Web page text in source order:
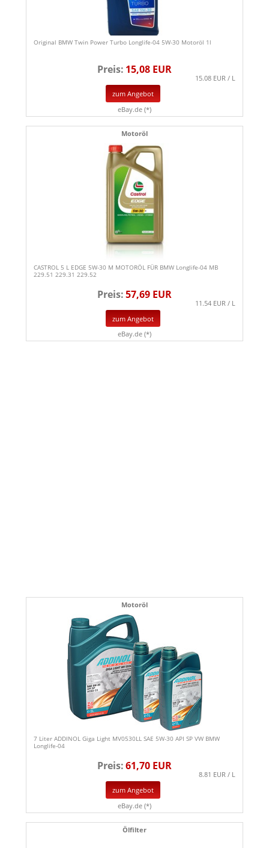
Original BMW Twin Power Turbo Longlife-04 5W-30 Motoröl 1l
Preis: 15,08 EUR
15.08 EUR / L
zum Angebot
eBay.de (*)
Motoröl
CASTROL 5 L EDGE 5W-30 M MOTORÖL FÜR BMW Longlife-04 MB
229.51 229.31 229.52
Preis:57,69 EUR
11.54 EUR / L
zum Angebot
eBay.de (*)
Motoröl
7 Liter ADDINOL Giga Light MV0530LL SAE 5W-30 API SP VW BMW
Longlife-04
Preis:61,70 EUR
8.81 EUR / L
zum Angebot
eBay.de (*)
Ölfilter